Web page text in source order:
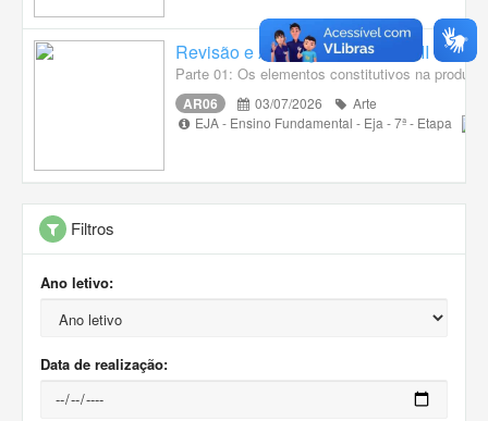
Revisão e Avaliação - Unidade II
Parte 01: Os elementos constitutivos na
AR06 03/07/2026
Arte
EJA - Ensino Fundamental - Eja - 7ª - Etapa
Filtros
Ano letivo:
Data de realização: